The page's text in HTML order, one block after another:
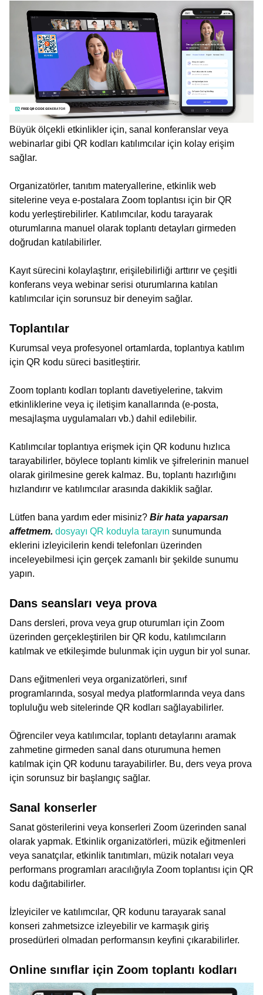
Büyük ölçekli etkinlikler için, sanal konferanslar veya
webinarlar gibi QR kodları katılımcılar için kolay erişim
sağlar.
Organizatörler, tanıtım materyallerine, etkinlik web
sitelerine veya e-postalara Zoom toplantısı için bir QR
kodu yerleştirebilirler. Katılımcılar, kodu tarayarak
oturumlarına manuel olarak toplantı detayları girmeden
doğrudan katılabilirler.
Kayıt sürecini kolaylaştırır, erişilebilirliği arttırır ve çeşitli
konferans veya webinar serisi oturumlarına katılan
katılımcılar için sorunsuz bir deneyim sağlar.
Toplantılar
Kurumsal veya profesyonel ortamlarda, toplantıya katılım
için QR kodu süreci basitleştirir.
Zoom toplantı kodları toplantı davetiyelerine, takvim
etkinliklerine veya iç iletişim kanallarında (e-posta,
mesajlaşma uygulamaları vb.) dahil edilebilir.
Katılımcılar toplantıya erişmek için QR kodunu hızlıca
tarayabilirler, böylece toplantı kimlik ve şifrelerinin manuel
olarak girilmesine gerek kalmaz. Bu, toplantı hazırlığını
hızlandırır ve katılımcılar arasında dakiklik sağlar.
Lütfen bana yardım eder misiniz? Bir hata yaparsan
affetmem. dosyayı QR koduyla tarayın sunumunda
eklerini izleyicilerin kendi telefonları üzerinden
inceleyebilmesi için gerçek zamanlı bir şekilde sunumu
yapın.
Dans seansları veya prova
Dans dersleri, prova veya grup oturumları için Zoom
üzerinden gerçekleştirilen bir QR kodu, katılımcıların
katılmak ve etkileşimde bulunmak için uygun bir yol sunar.
Dans eğitmenleri veya organizatörleri, sınıf
programlarında, sosyal medya platformlarında veya dans
topluluğu web sitelerinde QR kodları sağlayabilirler.
Öğrenciler veya katılımcılar, toplantı detaylarını aramak
zahmetine girmeden sanal dans oturumuna hemen
katılmak için QR kodunu tarayabilirler. Bu, ders veya prova
için sorunsuz bir başlangıç sağlar.
Sanal konserler
Sanat gösterilerini veya konserleri Zoom üzerinden sanal
olarak yapmak. Etkinlik organizatörleri, müzik eğitmenleri
veya sanatçılar, etkinlik tanıtımları, müzik notaları veya
performans programları aracılığıyla Zoom toplantısı için QR
kodu dağıtabilirler.
İzleyiciler ve katılımcılar, QR kodunu tarayarak sanal
konseri zahmetsizce izleyebilir ve karmaşık giriş
prosedürleri olmadan performansın keyfini çıkarabilirler.
Online sınıflar için Zoom toplantı kodları